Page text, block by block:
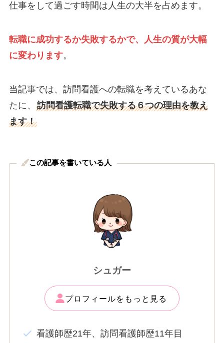
仕事をして過ごす時間は人生の大半を占めます。
転職に成功するか失敗するかで、人生の質が大幅
に変わります。
当記事では、訪問看護への転職を考えているあな
たに、 訪問看護転職で失敗する６つの理由を教え
ます！
この記事を書いている人
シュガー
プロフィールをもっと見る
看護師歴21年、訪問看護師歴11年目